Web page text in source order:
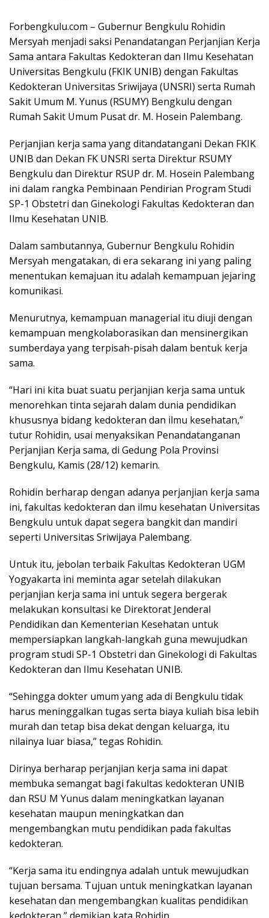
Forbengkulu.com – Gubernur Bengkulu Rohidin
Mersyah menjadi saksi Penandatangan Perjanjian Kerja
Sama antara Fakultas Kedokteran dan Ilmu Kesehatan
Universitas Bengkulu (FKIK UNIB) dengan Fakultas
Kedokteran Universitas Sriwijaya (UNSRI) serta Rumah
Sakit Umum M. Yunus (RSUMY) Bengkulu dengan
Rumah Sakit Umum Pusat dr. M. Hosein Palembang.
Perjanjian kerja sama yang ditandatangani Dekan FKIK
UNIB dan Dekan FK UNSRI serta Direktur RSUMY
Bengkulu dan Direktur RSUP dr. M. Hosein Palembang
ini dalam rangka Pembinaan Pendirian Program Studi
SP-1 Obstetri dan Ginekologi Fakultas Kedokteran dan
Ilmu Kesehatan UNIB.
Dalam sambutannya, Gubernur Bengkulu Rohidin
Mersyah mengatakan, di era sekarang ini yang paling
menentukan kemajuan itu adalah kemampuan jejaring
komunikasi.
Menurutnya, kemampuan managerial itu diuji dengan
kemampuan mengkolaborasikan dan mensinergikan
sumberdaya yang terpisah-pisah dalam bentuk kerja
sama.
“Hari ini kita buat suatu perjanjian kerja sama untuk
menorehkan tinta sejarah dalam dunia pendidikan
khususnya bidang kedokteran dan ilmu kesehatan,”
tutur Rohidin, usai menyaksikan Penandatanganan
Perjanjian Kerja sama, di Gedung Pola Provinsi
Bengkulu, Kamis (28/12) kemarin.
Rohidin berharap dengan adanya perjanjian kerja sama
ini, fakultas kedokteran dan ilmu kesehatan Universitas
Bengkulu untuk dapat segera bangkit dan mandiri
seperti Universitas Sriwijaya Palembang.
Untuk itu, jebolan terbaik Fakultas Kedokteran UGM
Yogyakarta ini meminta agar setelah dilakukan
perjanjian kerja sama ini untuk segera bergerak
melakukan konsultasi ke Direktorat Jenderal
Pendidikan dan Kementerian Kesehatan untuk
mempersiapkan langkah-langkah guna mewujudkan
program studi SP-1 Obstetri dan Ginekologi di Fakultas
Kedokteran dan Ilmu Kesehatan UNIB.
“Sehingga dokter umum yang ada di Bengkulu tidak
harus meninggalkan tugas serta biaya kuliah bisa lebih
murah dan tetap bisa dekat dengan keluarga, itu
nilainya luar biasa,” tegas Rohidin.
Dirinya berharap perjanjian kerja sama ini dapat
membuka semangat bagi fakultas kedokteran UNIB
dan RSU M Yunus dalam meningkatkan layanan
kesehatan maupun meningkatkan dan
mengembangkan mutu pendidikan pada fakultas
kedokteran.
“Kerja sama itu endingnya adalah untuk mewujudkan
tujuan bersama. Tujuan untuk meningkatkan layanan
kesehatan dan mengembangkan kualitas pendidikan